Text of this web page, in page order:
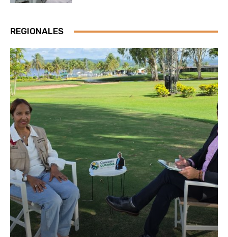
REGIONALES